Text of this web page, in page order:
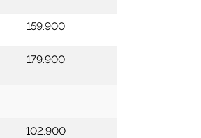
159.900
179.900
102.900